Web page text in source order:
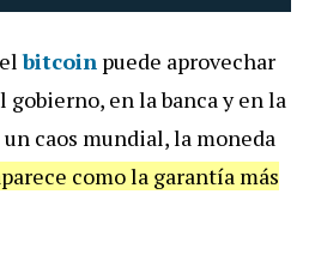
elbitcoin puede aprovechar
gobierno, en la banca y en la
caos mundial, la moneda
como la garantía más